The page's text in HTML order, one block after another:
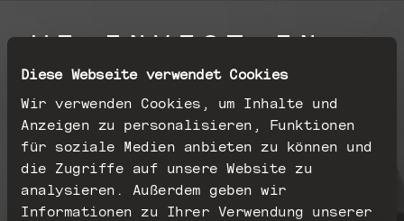
Diese Webseite verwendet Cookies
Wir verwenden Cookies, um Inhalte und
Anzeigen zu personalisieren, Funktionen
für soziale Medien anbieten zu können und
die Zugriffe auf unsere Website zu
analysieren. Außerdem geben wir
Informationen zu Ihrer Verwendung unserer
WE INVEST IN
OUTSTAND ING
TECHNOLOGY
C OMPAN IES
IN E URO PE